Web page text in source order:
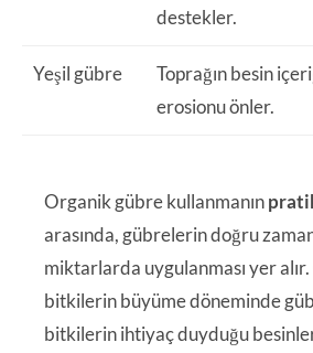
destekler.
Yeşil gübre
Toprağın besin
erosionu önler.
Organik gübre kullanmanın
arasında, gübrelerin doğru
miktarlarda uygulanması yer
bitkilerin büyüme döneminde
bitkilerin ihtiyaç duyduğu